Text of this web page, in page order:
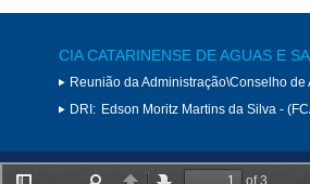
CIA CATARINENSE DE AGUAS E
Reunião da Administração\Conselho de
DRI: Edson Moritz Martins da Silva -